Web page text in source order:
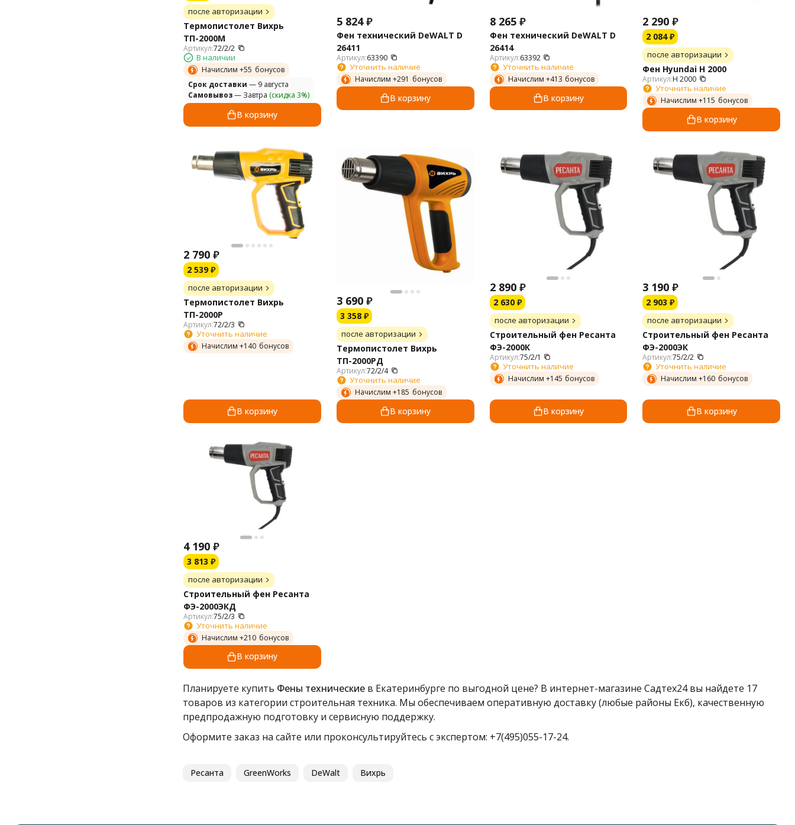
после авторизации
Термопистолет Вихрь
ТП-2000М
Артикул:72/2/2
В наличии
Начислим +55 бонусов
Cрок доставки — 9 августа
Самовывоз— Завтра (скидка 3%)
В корзину
5 824 ₽
Фен технический DeWALT D
26411
Артикул:63390
Уточнить наличие
Начислим +291 бонусов
В корзину
8 265 ₽
Фен технический DeWALT D
26414
Артикул:63392
Уточнить наличие
Начислим +413 бонусов
В корзину
2 290 ₽
2 084 ₽
после авторизации
Фен Hyundai H 2000
Артикул:H 2000
Уточнить наличие
Начислим +115 бонусов
В корзину
2 790 ₽
2 539 ₽
после авторизации
Термопистолет Вихрь
ТП-2000Р
Артикул:72/2/3
Уточнить наличие
Начислим +140 бонусов
В корзину
3 690 ₽
3 358 ₽
после авторизации
Термопистолет Вихрь
ТП-2000РД
Артикул:72/2/4
Уточнить наличие
Начислим +185 бонусов
В корзину
2 890 ₽
2 630 ₽
после авторизации
Строительный фен Ресанта
ФЭ-2000К
Артикул:75/2/1
Уточнить наличие
Начислим +145 бонусов
В корзину
3 190 ₽
2 903 ₽
после авторизации
Строительный фен Ресанта
ФЭ-2000ЭК
Артикул:75/2/2
Уточнить наличие
Начислим +160 бонусов
В корзину
4 190 ₽
3 813 ₽
после авторизации
Строительный фен Ресанта
ФЭ-2000ЭКД
Артикул:75/2/3
Уточнить наличие
Начислим +210 бонусов
В корзину
Планируете купить Фены технические в Екатеринбурге по выгодной цене? В интернет-магазине Садтех24 вы найдете 17
товаров из категории строительная техника. Мы обеспечиваем оперативную доставку (любые районы Екб), качественную
предпродажную подготовку и сервисную поддержку.
Оформите заказ на сайте или проконсультируйтесь с экспертом: +7(495)055-17-24.
Ресанта GreenWorks DeWalt Вихрь